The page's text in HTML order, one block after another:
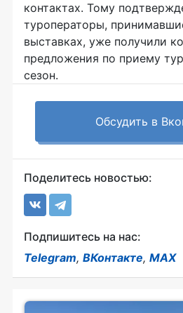
контактах. Тому
туроператоры,
выставках, уже получили
предложения по приему
сезон.
Обсудить в
Поделитесь новостью:
Подпишитесь на нас:
Telegram, ВКонтакте, MAX